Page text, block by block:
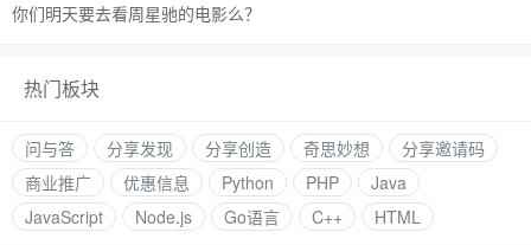
你们明天要去看周星驰的电影么？
热门板块
问与答 分享发现 分享创造 奇思妙想
分享邀请码
商业推广
优惠信息 Python PHP
Java
JavaScript
Node.js Go语言 C++ HTML